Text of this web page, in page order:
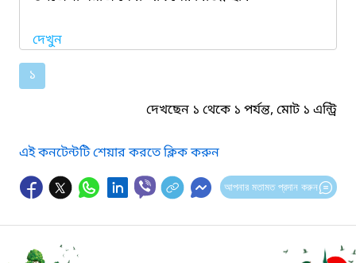
দেখুন
১
দেখছেন ১ থেকে ১ পর্যন্ত, মোট ১ এন্ট্রি
এই কনটেন্টটি শেয়ার করতে ক্লিক করুন
আপনার মতামত প্রদান করুন